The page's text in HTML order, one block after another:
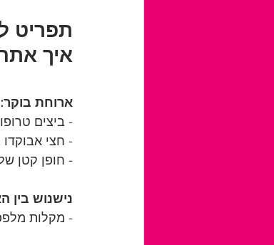
תפריט
איך
ארוחת בוקר:
- ביצים
- חצי
- חופן קטן
נישנוש בין
- מקלות